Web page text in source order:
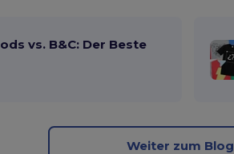
vs. B&C: Der Beste
Weiter zum Blog